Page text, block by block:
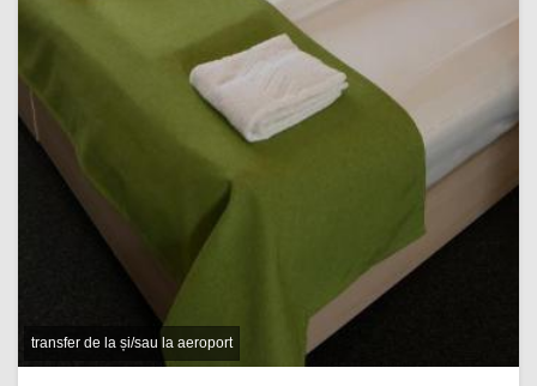
transfer de la și/sau la aeroport